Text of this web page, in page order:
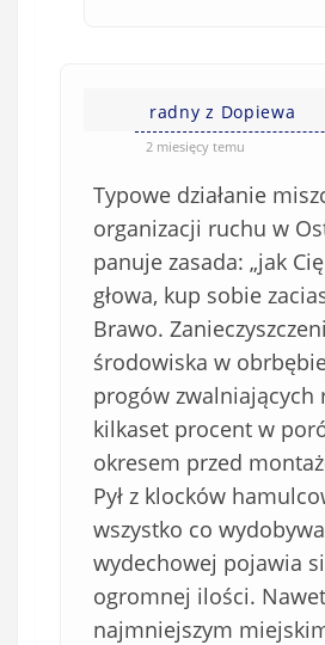
radny z Dopiewa
2 miesięcy temu
Typowe działanie
organizacji ruchu w
panuje zasada: „jak
głowa, kup sobie
Brawo.
środowiska w
progów zwalniających
kilkaset procent w
okresem przed
Pył z klocków
wszystko co
wydechowej pojawia
ogromnej ilości.
najmniejszym